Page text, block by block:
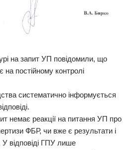
на запит УП повідомили, що
на постійному контролі
систематично інформується
немає реакції на питання УП про
ФБР, чи вже є результати і
відповіді ГПУ лише